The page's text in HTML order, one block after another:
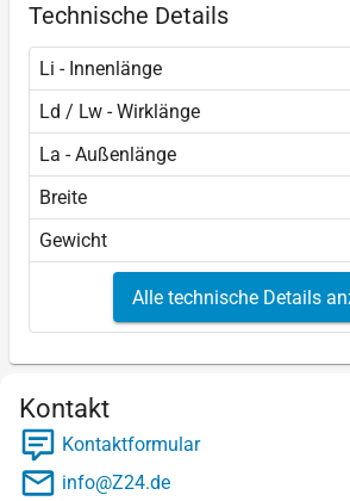
Technische Details
Li - Innenlänge
Ld / Lw - Wirklänge
La - Außenlänge
Breite
Gewicht
Alle technische Details
Kontakt
Kontaktformular
info@Z24.de